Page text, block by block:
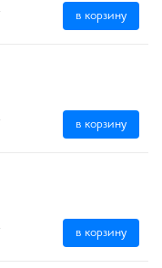
в корзину
в корзину
в корзину